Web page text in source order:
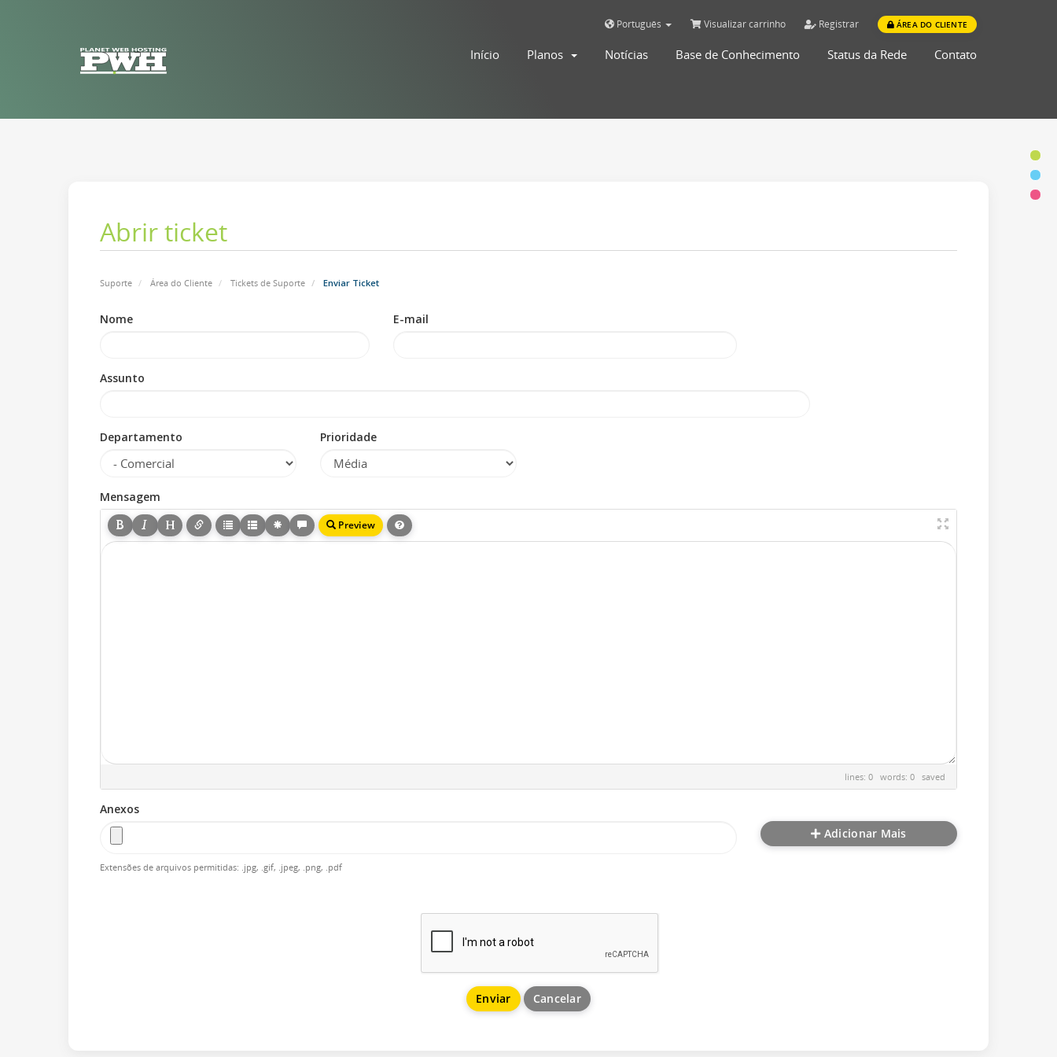
Português Visualizar carrinho Registrar ÁREA DO CLIENTE
Início Planos Notícias Base de Conhecimento Status da Rede Contato
Abrir ticket
Suporte Área do Cliente Tickets de Suporte Enviar Ticket
Nome E-mail
Assunto
Departamento Prioridade
Mensagem
Preview
lines: 0 words: 0 saved
Anexos
Adicionar Mais
Extensões de arquivos permitidas: .jpg, .gif, .jpeg, .png, .pdf
Cancelar